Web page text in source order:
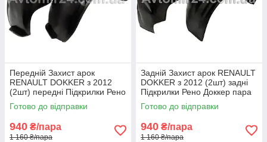
Передній Захист арок
RENAULT DOKKER з 2012
(2шт) передні Підкрилки Рено
Доккер пара передніх
Готово до відправки
940 ₴/пара
1 160 ₴/пара
Задній Захист арок RENAULT
DOKKER з 2012 (2шт) задні
Підкрилки Рено Доккер пара
задніх
Готово до відправки
940 ₴/пара
1 160 ₴/пара